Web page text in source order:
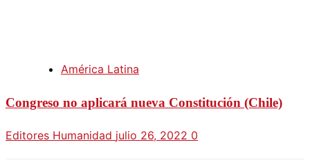
América Latina
Congreso no aplicará nueva Constitución (Chile)
Editores Humanidad julio 26, 2022 0